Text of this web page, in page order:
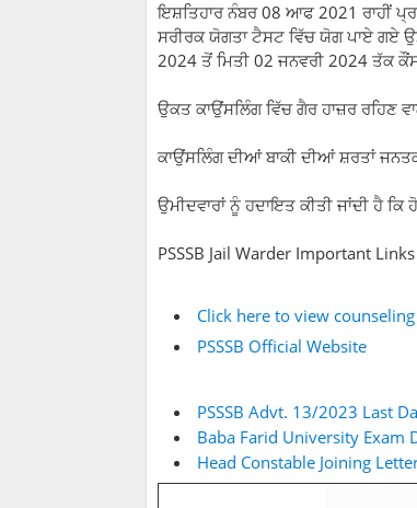
ਇਸ਼ਤਿਹਾਰ ਨੰਬਰ 08 ਆਫ 2021 ਰਾਹੀਂ
ਸਰੀਰਕ ਯੋਗਤਾ ਟੈਸਟ ਵਿੱਚ ਯੋਗ ਪਾਏ ਗਏ
2024 ਤੋਂ ਮਿਤੀ 02 ਜਨਵਰੀ 2024 ਤੱਕ
ਉਕਤ ਕਾਉਂਸਲਿੰਗ ਵਿੱਚ ਗੈਰ ਹਾਜ਼ਰ ਰਹਿਣ
ਕਾਉਂਸਲਿੰਗ ਦੀਆਂ ਬਾਕੀ ਦੀਆਂ ਸ਼ਰਤਾਂ
ਉਮੀਦਵਾਰਾਂ ਨੂੰ ਹਦਾਇਤ ਕੀਤੀ ਜਾਂਦੀ ਹੈ
PSSSB Jail Warder Important Links
Click here to view
PSSSB Official Website
PSSSB Advt. 13/2023 Last
Baba Farid University Exam
Head Constable Joining